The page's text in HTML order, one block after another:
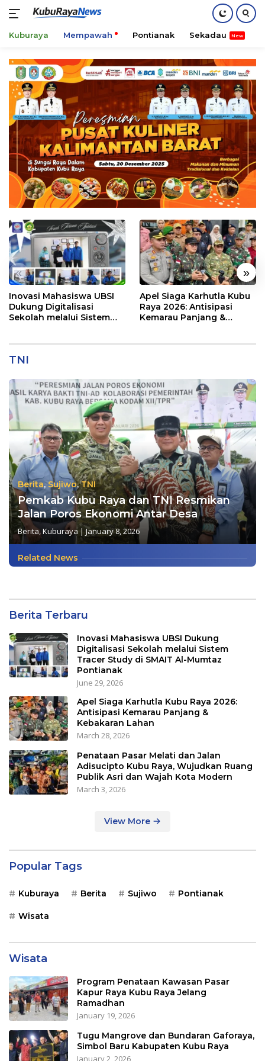
content
Kuburaya Mempawah Pontianak Sekadau
« »
Inovasi Mahasiswa UBSI
Dukung Digitalisasi
Sekolah melalui Sistem
Apel Siaga Karhutla Kubu
Raya 2026: Antisipasi
Kemarau Panjang &
TNI
Berita, Sujiwo,TNI
Pemkab Kubu Raya dan TNI Resmikan
Jalan Poros Ekonomi Antar Desa
Berita,Kuburaya |January 8, 2026
Related News
Berita Terbaru
Inovasi Mahasiswa UBSI Dukung
Digitalisasi Sekolah melalui Sistem
Tracer Study di SMAIT Al-Mumtaz
Pontianak
June 29, 2026
Apel Siaga Karhutla Kubu Raya 2026:
Antisipasi Kemarau Panjang &
Kebakaran Lahan
March 28, 2026
Penataan Pasar Melati dan Jalan
Adisucipto Kubu Raya, Wujudkan Ruang
Publik Asri dan Wajah Kota Modern
March 3, 2026
View More
Popular Tags
Kuburaya Berita Sujiwo Pontianak
Wisata
Wisata
Program Penataan Kawasan Pasar
Kapur Raya Kubu Raya Jelang
Ramadhan
January 19, 2026
Tugu Mangrove dan Bundaran Gaforaya,
Simbol Baru Kabupaten Kubu Raya
January 2, 2026